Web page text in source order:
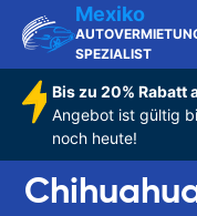
Mexiko
SPEZIALIST
Bis zu 20% Rabatt
Angebot ist gültig
noch heute!